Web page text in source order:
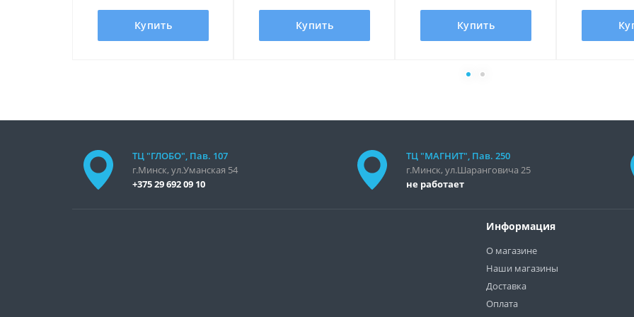
Купить Купить Купить
ТЦ "ГЛОБО", Пав. 107
г.Минск, ул.Уманская 54
+375 29 692 09 10
ТЦ "МАГНИТ", Пав. 250
г.Минск, ул.Шаранговича 25
не работает
Информация
О магазине
Наши магазины
Доставка
Оплата